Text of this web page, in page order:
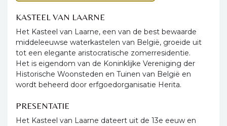
KASTEEL VAN LAARNE
Het Kasteel van Laarne, een van de best bewaarde
middeleeuwse waterkastelen van België, groeide uit
tot een elegante aristocratische zomerresidentie.
Het is eigendom van de Koninklijke Vereniging der
Historische Woonsteden en Tuinen van België en
wordt beheerd door erfgoedorganisatie Herita.
PRESENTATIE
Het Kasteel van Laarne dateert uit de 13e eeuw en